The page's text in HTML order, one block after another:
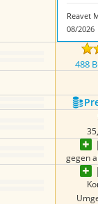
Reavet
08/2026
488
gegen